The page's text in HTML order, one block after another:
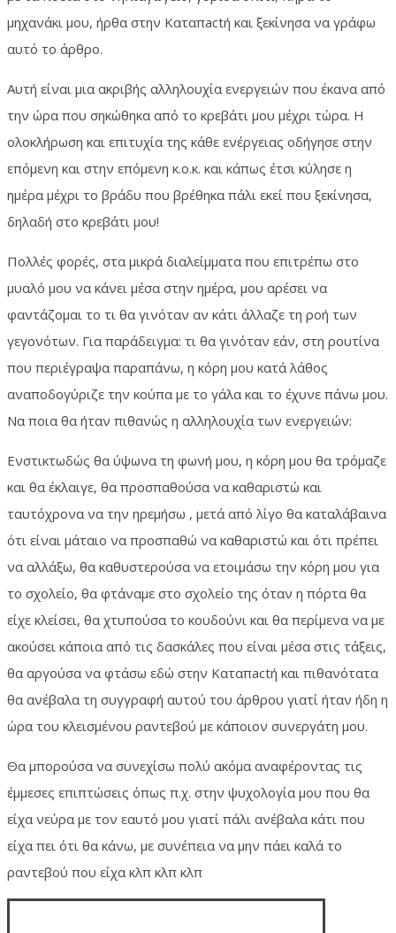
μηχανάκι μου, ήρθα στην Καταπactή και ξεκίνησα να γράφω
αυτό το άρθρο.
Αυτή είναι μια ακριβής αλληλουχία ενεργειών που έκανα από
την ώρα που σηκώθηκα από το κρεβάτι μου μέχρι τώρα. Η
ολοκλήρωση και επιτυχία της κάθε ενέργειας οδήγησε στην
επόμενη και στην επόμενη κ.ο.κ. και κάπως έτσι κύλησε η
ημέρα μέχρι το βράδυ που βρέθηκα πάλι εκεί που ξεκίνησα,
δηλαδή στο κρεβάτι μου!
Πολλές φορές, στα μικρά διαλείμματα που επιτρέπω στο
μυαλό μου να κάνει μέσα στην ημέρα, μου αρέσει να
φαντάζομαι το τι θα γινόταν αν κάτι άλλαζε τη ροή των
γεγονότων. Για παράδειγμα: τι θα γινόταν εάν, στη ρουτίνα
που περιέγραψα παραπάνω, η κόρη μου κατά λάθος
αναποδογύριζε την κούπα με το γάλα και το έχυνε πάνω μου.
Να ποια θα ήταν πιθανώς η αλληλουχία των ενεργειών:
Ενστικτωδώς θα ύψωνα τη φωνή μου, η κόρη μου θα τρόμαζε
και θα έκλαιγε, θα προσπαθούσα να καθαριστώ και
ταυτόχρονα να την ηρεμήσω , μετά από λίγο θα καταλάβαινα
ότι είναι μάταιο να προσπαθώ να καθαριστώ και ότι πρέπει
να αλλάξω, θα καθυστερούσα να ετοιμάσω την κόρη μου για
το σχολείο, θα φτάναμε στο σχολείο της όταν η πόρτα θα
είχε κλείσει, θα χτυπούσα το κουδούνι και θα περίμενα να με
ακούσει κάποια από τις δασκάλες που είναι μέσα στις τάξεις,
θα αργούσα να φτάσω εδώ στην Καταπactή και πιθανότατα
θα ανέβαλα τη συγγραφή αυτού του άρθρου γιατί ήταν ήδη η
ώρα του κλεισμένου ραντεβού με κάποιον συνεργάτη μου.
Θα μπορούσα να συνεχίσω πολύ ακόμα αναφέροντας τις
έμμεσες επιπτώσεις όπως π.χ. στην ψυχολογία μου που θα
είχα νεύρα με τον εαυτό μου γιατί πάλι ανέβαλα κάτι που
είχα πει ότι θα κάνω, με συνέπεια να μην πάει καλά το
ραντεβού που είχα κλπ κλπ κλπ